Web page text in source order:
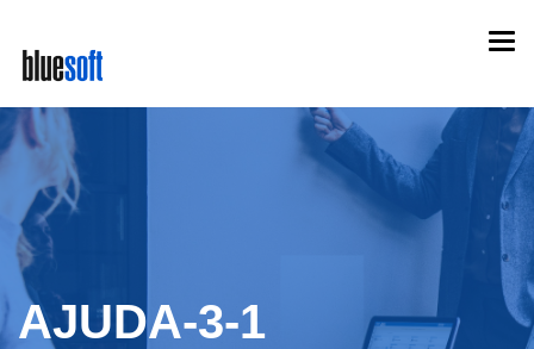
main
content
AJUDA-3-1